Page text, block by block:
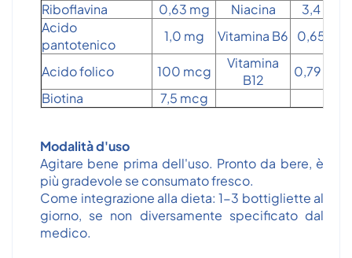
Riboflavina
0,63 mg Niacina
3,4 mg
Acido
pantotenico
1,0 mg Vitamina B6 0,65 mg
Acido folico 100 mcg
Vitamina
B12
0,79 mcg
Biotina
7,5 mcg
Modalità d'uso
Agitare bene prima dell'uso. Pronto da bere, è
più gradevole se consumato fresco.
Come integrazione alla dieta: 1-3 bottigliette al
giorno, se non diversamente specificato dal
medico.